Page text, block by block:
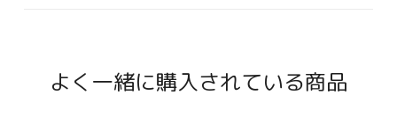
よく一緒に購入されている商品